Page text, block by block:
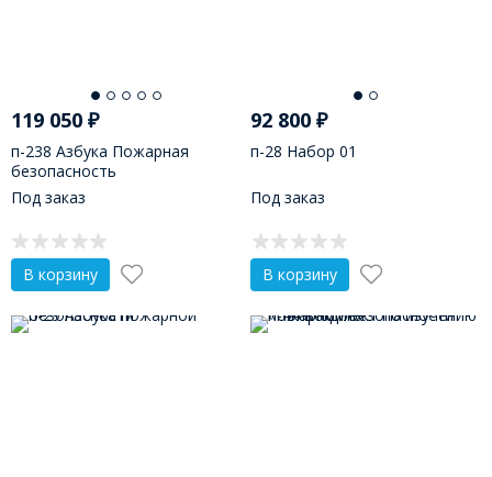
119 050 ₽
п-238 Азбука Пожарная
безопасность
Под заказ
В корзину
92 800₽
п-28 Набор 01
Под заказ
В корзину